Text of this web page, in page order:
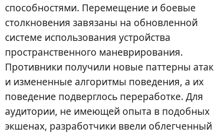
способностями. Перемещение и боевые
столкновения завязаны на обновленной
системе использования устройства
пространственного маневрирования.
Противники получили новые паттерны атак
и измененные алгоритмы поведения, а их
поведение подверглось переработке. Для
аудитории, не имеющей опыта в подобных
экшенах, разработчики ввели облегченный